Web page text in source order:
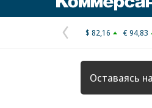
Предыдущая
страница
$ 82,16 € 94,83
Оставаясь